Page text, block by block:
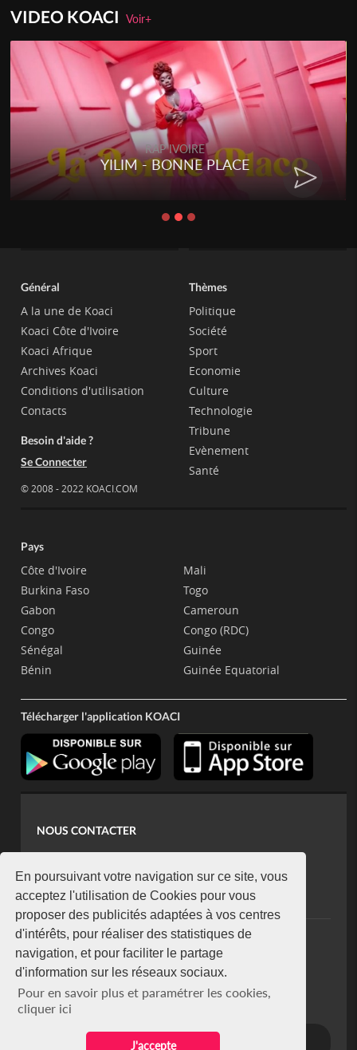
En poursuivant votre navigation sur ce site, vous
acceptez l'utilisation de Cookies pour vous
proposer des publicités adaptées à vos centres
d'intérêts, pour réaliser des statistiques de
navigation, et pour faciliter le partage
d'information sur les réseaux sociaux.
Pour en savoir plus et paramétrer les cookies,
cliquer ici
J'accepte
VIDEO KOACIVoir+
RAP IVOIRE
YILIM - BONNE PLACE
Général
A la une de Koaci
Koaci Côte d'Ivoire
Koaci Afrique
Archives Koaci
Conditions d'utilisation
Contacts
Besoin d'aide ?
Se Connecter
© 2008 - 2022 KOACI.COM
Thèmes
Politique
Société
Sport
Economie
Culture
Technologie
Tribune
Evènement
Santé
Pays
Côte d'Ivoire
Burkina Faso
Gabon
Congo
Sénégal
Bénin
Mali
Togo
Cameroun
Congo (RDC)
Guinée
Guinée Equatorial
Télécharger l'application KOACI
NOUS CONTACTER
koaci@yahoo.fr
+225 07 08 85 52 93
NEWSLETTER
Restez connecté via notre newsletter
S'abonner
Se désabonner